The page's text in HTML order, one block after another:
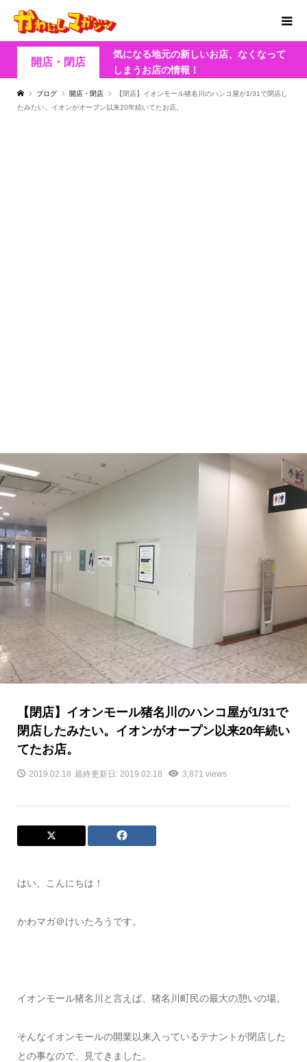
開店・閉店
気になる地元の新しいお店、なくなって
しまうお店の情報！
ブログ 開店・閉店
【閉店】イオンモール猪名川のハンコ屋が1/31で閉店し
たみたい。イオンがオープン以来20年続いてたお店。
【閉店】イオンモール猪名川のハンコ屋が1/31で
閉店したみたい。イオンがオープン以来20年続い
てたお店。
2019.02.18 最終更新日: 2019.02.18 3,871 views
はい、こんにちは！
かわマガ＠けいたろうです。
イオンモール猪名川と言えば、猪名川町民の最大の憩いの場。
そんなイオンモールの開業以来入っているテナントが閉店した
との事なので、見てきました。